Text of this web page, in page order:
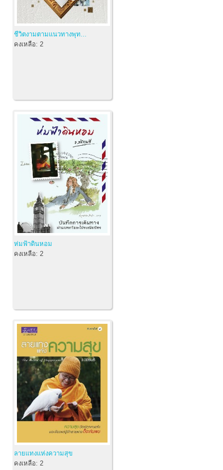
ชีวิตงามตามแนวทางพุท...
คงเหลือ: 2
ห่มฟ้าดินหอม
คงเหลือ: 2
ลายแทงแห่งความสุข
คงเหลือ: 2